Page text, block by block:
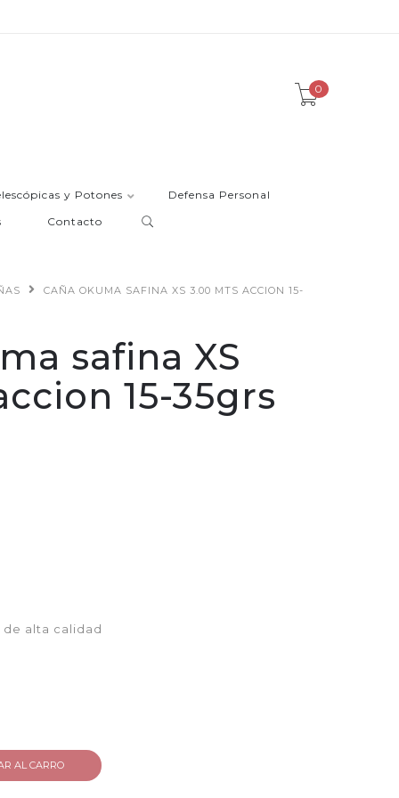
0
y Potones
Defensa Personal
Contacto
CAÑA OKUMA SAFINA XS 3.00 MTS ACCION 15-
safina XS
15-35grs
de alta calidad
AL CARRO